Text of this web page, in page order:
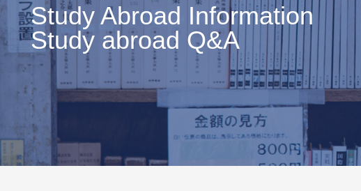
Study Abroad Information
Study abroad Q&A